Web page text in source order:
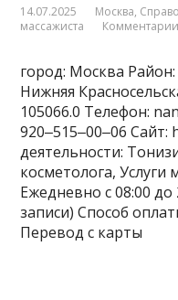
14.07.2025 Москва,
массажиста
город: Москва
Нижняя
105066.0 Телефон:
920‒515‒00‒06
деятельности:
косметолога, Услуги
Ежедневно с 08:00
записи) Способ
Перевод с карты